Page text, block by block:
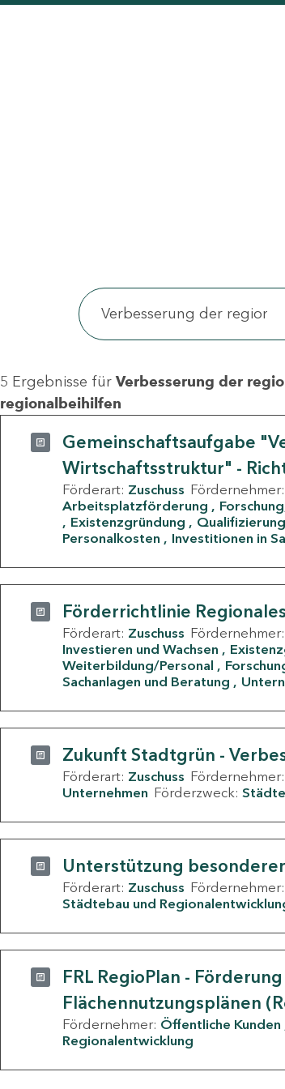
5 Ergebnisse für Verbesserung der
regionalbeihilfen
Gemeinschaftsaufgabe
Wirtschaftsstruktur" -
Förderart: Zuschuss Fördernehmer:
Arbeitsplatzförderung
Existenzgründung
Personalkosten
Investitionen in
Förderrichtlinie
Förderart: Zuschuss Fördernehmer:
Investieren und Wachsen
Weiterbildung/Personal
Sachanlagen und Beratung
Zukunft Stadtgrün -
Förderart: Zuschuss Fördernehmer:
Unternehmen Förderzweck:
Unterstützung
Förderart: Zuschuss Fördernehmer:
Städtebau und
FRL RegioPlan -
Flächennutzungsplänen
Fördernehmer: Öffentliche Kunden
Regionalentwicklung